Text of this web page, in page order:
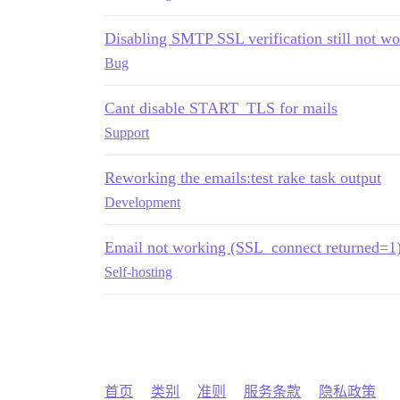
Disabling SMTP SSL verification still not
Bug
Cant disable START_TLS for mails
Support
Reworking the emails:test rake task output
Development
Email not working (SSL_connect
Self-hosting
首页 类别 准则 服务条款 隐私政策